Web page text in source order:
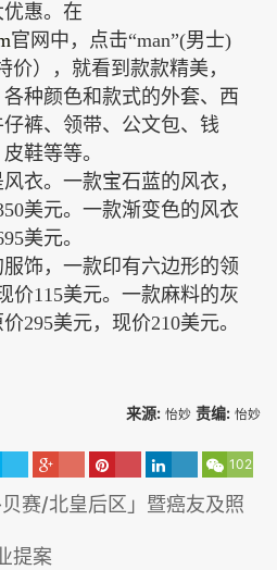
惠。在
官网中，点击“man”(男士)
价），就看到款款精美，
种颜色和款式的外套、西
裤、领带、公文包、钱
鞋等等。
衣。一款宝石蓝的风衣，
美元。一款渐变色的风衣
美元。
饰，一款印有六边形的领
价115美元。一款麻料的灰
价295美元，现价210美元。
来源: 怡妙 责编: 怡妙
102
贝赛/北皇后区」暨癌友及照
提案